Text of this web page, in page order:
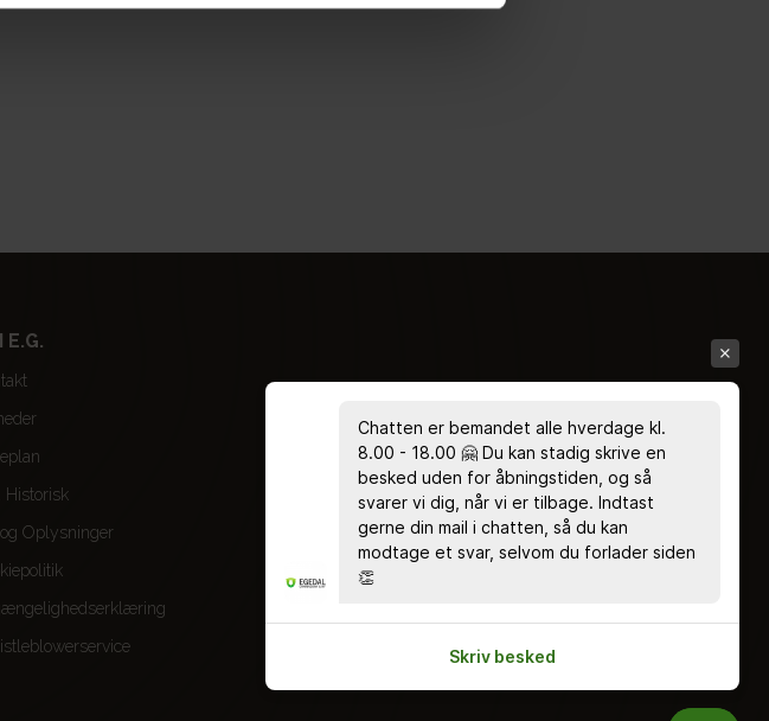
E.G.
Historisk
Oplysninger
Chatten er bemandet alle hverdage kl.
8.00 - 18.00 🤗 Du kan stadig skrive en
besked uden for åbningstiden, og så
svarer vi dig, når vi er tilbage. Indtast
gerne din mail i chatten, så du kan
modtage et svar, selvom du forlader siden
👏
Skriv besked